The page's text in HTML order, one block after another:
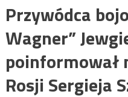
Przywódca
Wagner”
Rosji Sergieja